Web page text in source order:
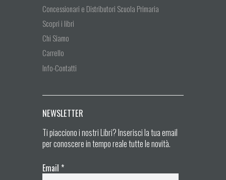
Concessionari e Distributori Scuola Primaria
Scopri i libri
Chi Siamo
Carrello
Info-Contatti
NEWSLETTER
Ti piacciono i nostri Libri? Inserisci la tua email
per conoscere in tempo reale tutte le novità.
Email *